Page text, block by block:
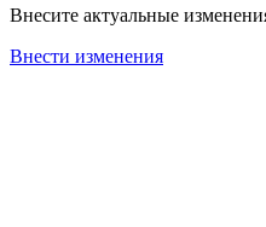
Внесите актуальные
Внести изменения